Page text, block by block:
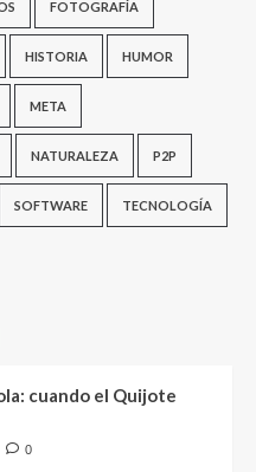
FOTOGRAFÍA
HISTORIA HUMOR
META
NATURALEZA P2P
SOFTWARE TECNOLOGÍA
cuando el Quijote
0